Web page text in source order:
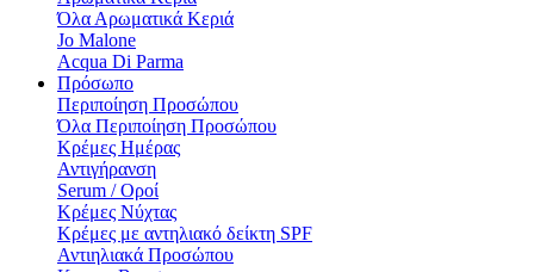
Όλα Αρωματικά Κεριά
Jo Malone
Αcqua Di Parma
Πρόσωπο
Περιποίηση Προσώπου
Όλα Περιποίηση Προσώπου
Κρέμες Ημέρας
Αντιγήρανση
Serum / Οροί
Κρέμες Νύχτας
Κρέμες με αντηλιακό δείκτη SPF
Αντιηλιακά Προσώπου